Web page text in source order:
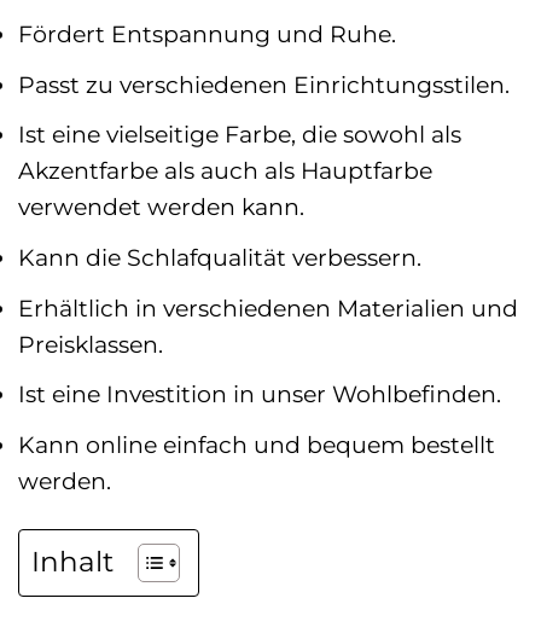
Fördert Entspannung und Ruhe.
Passt zu verschiedenen Einrichtungsstilen.
Ist eine vielseitige Farbe, die sowohl als
Akzentfarbe als auch als Hauptfarbe
verwendet werden kann.
Kann die Schlafqualität verbessern.
Erhältlich in verschiedenen Materialien und
Preisklassen.
Ist eine Investition in unser Wohlbefinden.
Kann online einfach und bequem bestellt
werden.
Inhalt